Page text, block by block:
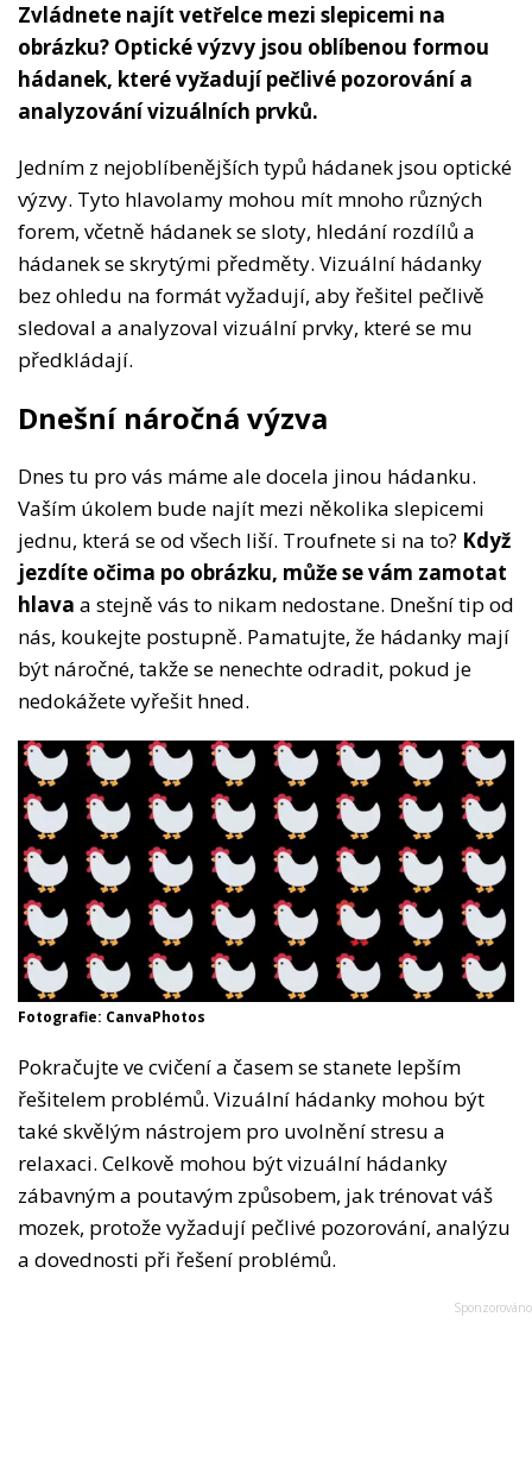
Zvládnete najít vetřelce mezi slepicemi na
obrázku? Optické výzvy jsou oblíbenou formou
hádanek, které vyžadují pečlivé pozorování a
analyzování vizuálních prvků.
Jedním z nejoblíbenějších typů hádanek jsou optické
výzvy. Tyto hlavolamy mohou mít mnoho různých
forem, včetně hádanek se sloty, hledání rozdílů a
hádanek se skrytými předměty. Vizuální hádanky
bez ohledu na formát vyžadují, aby řešitel pečlivě
sledoval a analyzoval vizuální prvky, které se mu
předkládají.
Dnešní náročná výzva
Dnes tu pro vás máme ale docela jinou hádanku.
Vaším úkolem bude najít mezi několika slepicemi
jednu, která se od všech liší. Troufnete si na to? Když
jezdíte očima po obrázku, může se vám zamotat
hlava a stejně vás to nikam nedostane. Dnešní tip od
nás, koukejte postupně. Pamatujte, že hádanky mají
být náročné, takže se nenechte odradit, pokud je
nedokážete vyřešit hned.
Fotografie: CanvaPhotos
Pokračujte ve cvičení a časem se stanete lepším
řešitelem problémů. Vizuální hádanky mohou být
také skvělým nástrojem pro uvolnění stresu a
relaxaci. Celkově mohou být vizuální hádanky
zábavným a poutavým způsobem, jak trénovat váš
mozek, protože vyžadují pečlivé pozorování, analýzu
a dovednosti při řešení problémů.